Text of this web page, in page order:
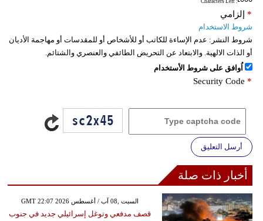
إلزامي *
شروط الاستخدام
شروط النشر: عدم الإساءة للكاتب أو للأشخاص أو للمقدسات أو مهاجمة الأديان
أو الذات الالهية. والابتعاد عن التحريض الطائفي والعنصري والشتائم.
اُوافق على شروط الأستخدام
Security Code *
أرسل التعليق
أخبار ذات صلة
GMT 22:07 2026 السبت ,08 آب / أغسطس
قصف مدفعي وتوغل إسرائيلي جديد في جنوب